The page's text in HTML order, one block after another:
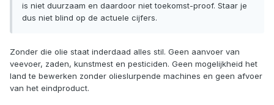
is niet duurzaam en daardoor niet toekomst-proof. Staar je
dus niet blind op de actuele cijfers.
Zonder die olie staat inderdaad alles stil. Geen aanvoer van
veevoer, zaden, kunstmest en pesticiden. Geen mogelijkheid het
land te bewerken zonder olieslurpende machines en geen afvoer
van het eindproduct.